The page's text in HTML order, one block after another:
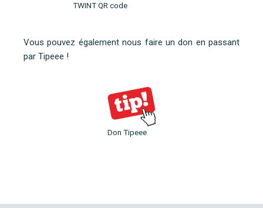
TWINT QR code
Vous pouvez également nous faire un don en passant
par Tipeee !
Don Tipeee